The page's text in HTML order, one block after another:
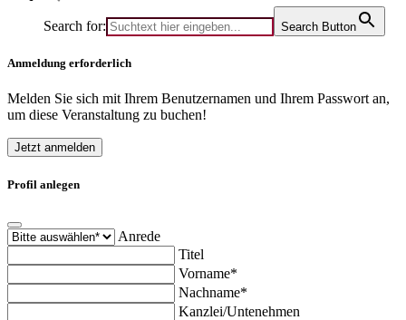
Search for: Search Button
Anmeldung erforderlich
Melden Sie sich mit Ihrem Benutzernamen und Ihrem Passwort an,
um diese Veranstaltung zu buchen!
Jetzt anmelden
Profil anlegen
Anrede
Titel
Vorname*
Nachname*
Kanzlei/Untenehmen